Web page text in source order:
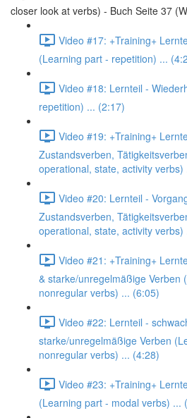
closer look at verbs) - Buch Seite 37
Video #17: +Training+
(Learning part - repetition) ...
Video #18: Lernteil -
repetition) ... (2:17)
Video #19: +Training+
Zustandsverben,
operational, state, activity verbs)
Video #20: Lernteil -
Zustandsverben,
operational, state, activity verbs)
Video #21: +Training+
& starke/unregelmäßige Verben
nonregular verbs) ... (6:05)
Video #22: Lernteil -
starke/unregelmäßige Verben
nonregular verbs) ... (4:28)
Video #23: +Training+
(Learning part - modal verbs) ...